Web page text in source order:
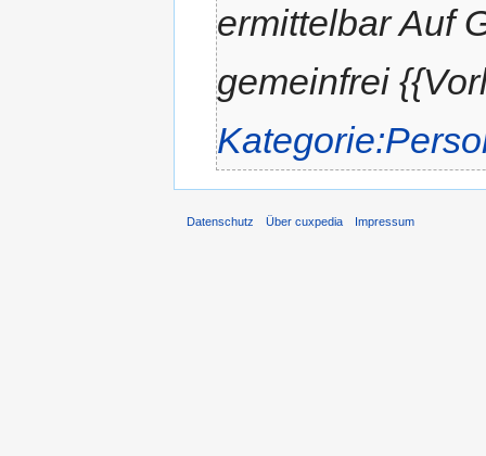
ermittelbar Auf
gemeinfrei
Datenschutz Über cuxpedia Impressum